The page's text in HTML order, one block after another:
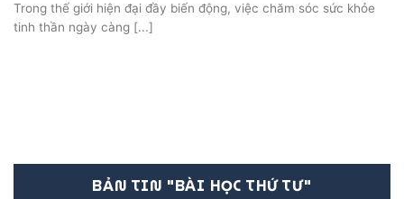
Trong thế giới hiện đại đầy biến động, việc chăm sóc sức khỏe
tinh thần ngày càng [...]
BẢN TIN "BÀI HỌC THỨ TƯ"